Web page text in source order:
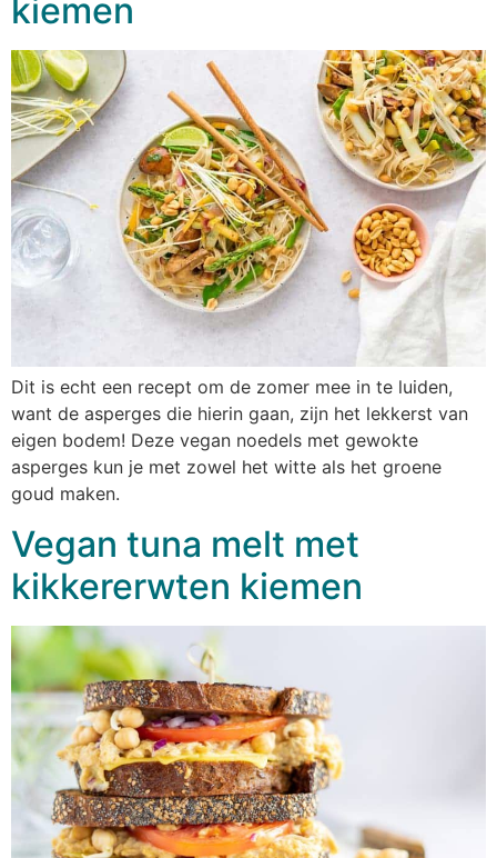
kiemen
Dit is echt een recept om de zomer mee in te luiden,
want de asperges die hierin gaan, zijn het lekkerst van
eigen bodem! Deze vegan noedels met gewokte
asperges kun je met zowel het witte als het groene
goud maken.
Vegan tuna melt met
kikkererwten kiemen